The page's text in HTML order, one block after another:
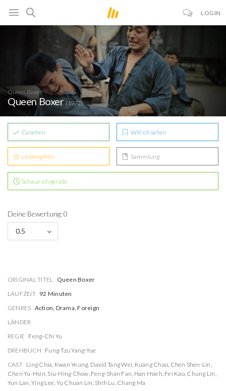
LOGIN
Queen Boxer
Queen Boxer(1972)
Gesehen Will ich sehen
Lieblingsfilm Sammlung
Schaue ich gerade
Deine Bewertung: 0
0.5
ORIGINAL TITEL Queen Boxer
LAUFZEIT 92 Minuten
GENRES Action, Drama, Foreign
LÄNDER
REGIE Feng-Chi Yu
DREHBUCH Fung-Tzu Yang-Yue
CAST Ling Chia, Kwan Yeung, David Tang Wei, Kuang Chao, Chen Shen-Lin,
Chen Yu-Hsin, Siu-Hing Chow, Feng-Shan Fan, Han Hsieh, Fei Kao, Chung Lin,
Yun Lan,Ying Lee, Yu Chuan Lin, Shih Lu, Chang Ma